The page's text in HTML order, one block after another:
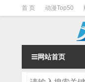
首 页 动漫Top50
一拳
网站首页